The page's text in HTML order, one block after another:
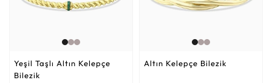
Yeşil Taşlı Altın Kelepçe
Bilezik
Altın Kelepçe Bilezik